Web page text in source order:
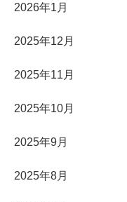
2026年1月
2025年12月
2025年11月
2025年10月
2025年9月
2025年8月